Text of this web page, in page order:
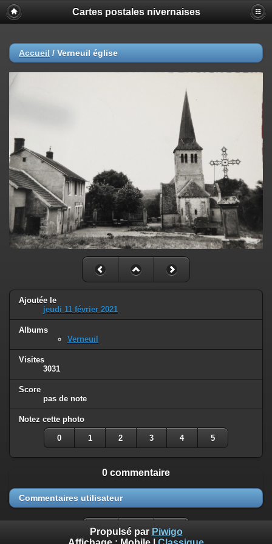
Cartes postales nivernaises
Accueil / Verneuil église
Ajoutée le
jeudi 11 février 2021
Albums
Verneuil
Visites
3031
Score
pas de note
Notez cette photo
0 1 2 3 4 5
0 commentaire
Commentaires utilisateur
Propulsé par Piwigo